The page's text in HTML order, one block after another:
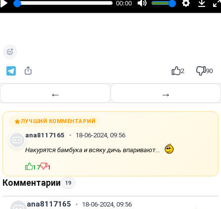
00:00
и
2 90
← →
ЛУЧШИЙ КОММЕНТАРИЙ
ana8117165
18-06-2024, 09:56
Накурятся бамбука и всяку дичь впаривают...
17 1
Комментарии 19
ana8117165 18-06-2024, 09:56